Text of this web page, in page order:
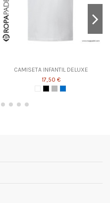
CAMISETA INFANTIL DELUXE
17,50 €